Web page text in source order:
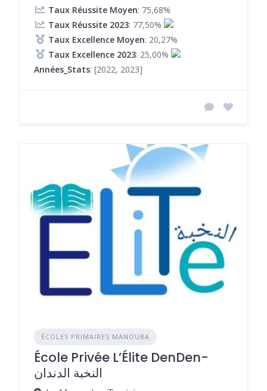
Taux Réussite Moyen: 75,68%
Taux Réussite 2023: 77,50%
Taux Excellence Moyen: 20,27%
Taux Excellence 2023: 25,00%
Années_Stats: [2022, 2023]
ÉCOLES PRIMAIRES MANOUBA
École Privée L’Élite DenDen-
النخبة الدندان